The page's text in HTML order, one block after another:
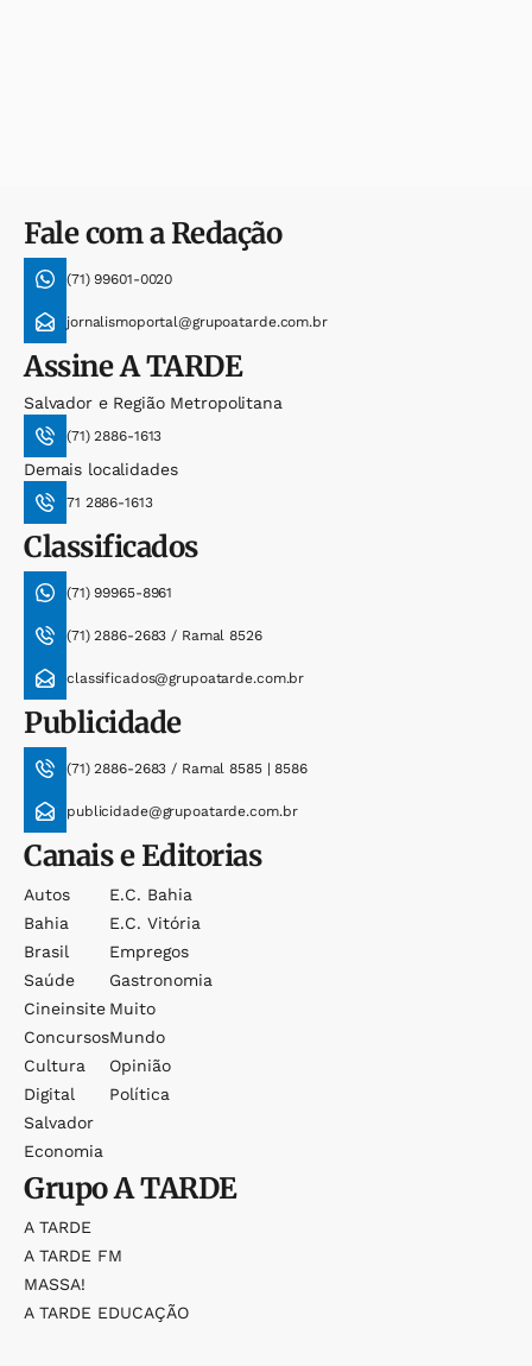
Fale com a Redação
(71) 99601-0020
jornalismoportal@grupoatarde.com.br
AssineA TARDE
Salvador e Região Metropolitana
(71) 2886-1613
Demais localidades
71 2886-1613
Classificados
(71) 99965-8961
(71) 2886-2683 / Ramal 8526
classificados@grupoatarde.com.br
Publicidade
(71) 2886-2683 / Ramal 8585 | 8586
publicidade@grupoatarde.com.br
Canais e Editorias
Autos
Bahia
Brasil
Saúde
Cineinsite
Concursos
Cultura
Digital
Salvador
Economia
E.c. Bahia
E.c. Vitória
Empregos
Gastronomia
Muito
Mundo
Opinião
Política
GrupoA TARDE
A TARDE
A TARDE FM
MASSA!
A TARDE EDUCAÇÃO